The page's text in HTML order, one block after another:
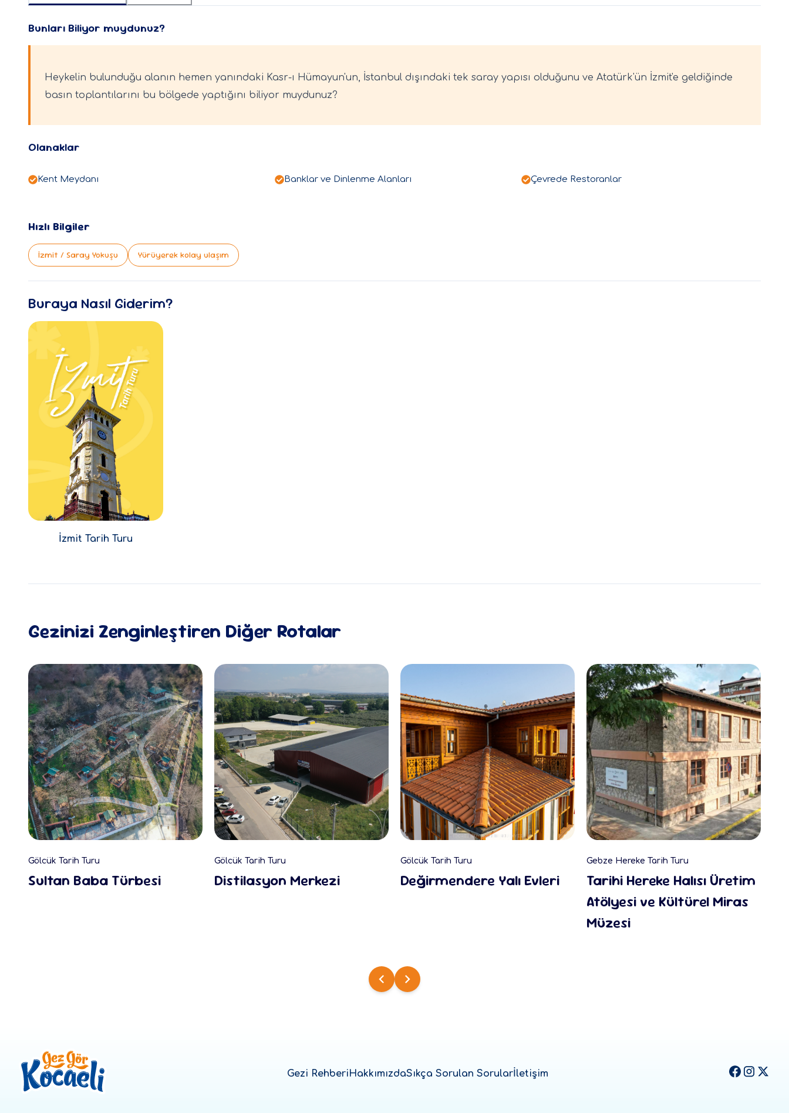
Bunları Biliyor muydunuz?
Heykelin bulunduğu alanın hemen yanındaki Kasr-ı Hümayun'un, İstanbul dışındaki tek saray yapısı olduğunu ve Atatürk'ün İzmit'e geldiğinde
basın toplantılarını bu bölgede yaptığını biliyor muydunuz?
Olanaklar
Kent Meydanı Banklar ve Dinlenme Alanları Çevrede Restoranlar
Hızlı Bilgiler
İzmit / Saray Yokuşu Yürüyerek kolay ulaşım
Buraya Nasıl Giderim?
İzmit Tarih Turu
Gezinizi Zenginleştiren Diğer Rotalar
Gölcük Tarih Turu
Sultan Baba Türbesi
Gölcük Tarih Turu
Distilasyon Merkezi
Gölcük Tarih Turu
Değirmendere Yalı Evleri
Gebze Hereke Tarih Turu
Tarihi Hereke Halısı Üretim
Atölyesi ve Kültürel Miras
Müzesi
Gezi RehberiHakkımızdaSıkça Sorulan Sorularİletişim